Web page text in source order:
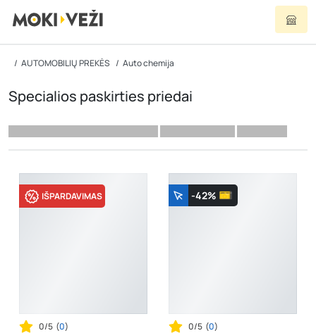
AUTOMOBILIŲ PREKĖS Auto chemija
Specialios paskirties priedai
IŠPARDAVIMAS
0/5 (0)
-42%
0/5 (0)